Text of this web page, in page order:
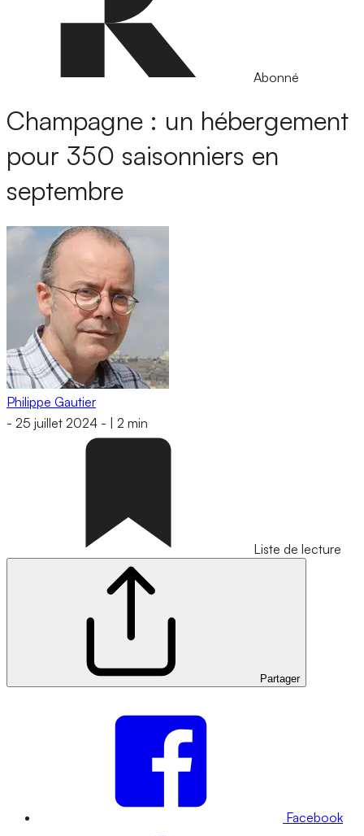
Abonné
Champagne : un hébergement
pour 350 saisonniers en
septembre
Philippe Gautier
- 25 juillet 2024 - 2 min
Liste de lecture
Partager
Facebook